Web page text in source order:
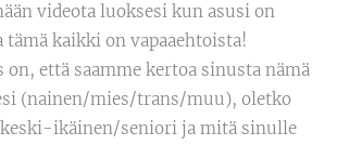
videota luoksesi kun asusi on
kaikki on vapaaehtoista!
että saamme kertoa sinusta nämä
(nainen/mies/trans/muu), oletko
ikäinen/seniori ja mitä sinulle